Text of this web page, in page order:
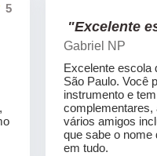
5
"Excelente
Gabriel NP
Excelente escola
São Paulo. Você
instrumento e
complementares,
vários amigos
que sabe o nome
em tudo.